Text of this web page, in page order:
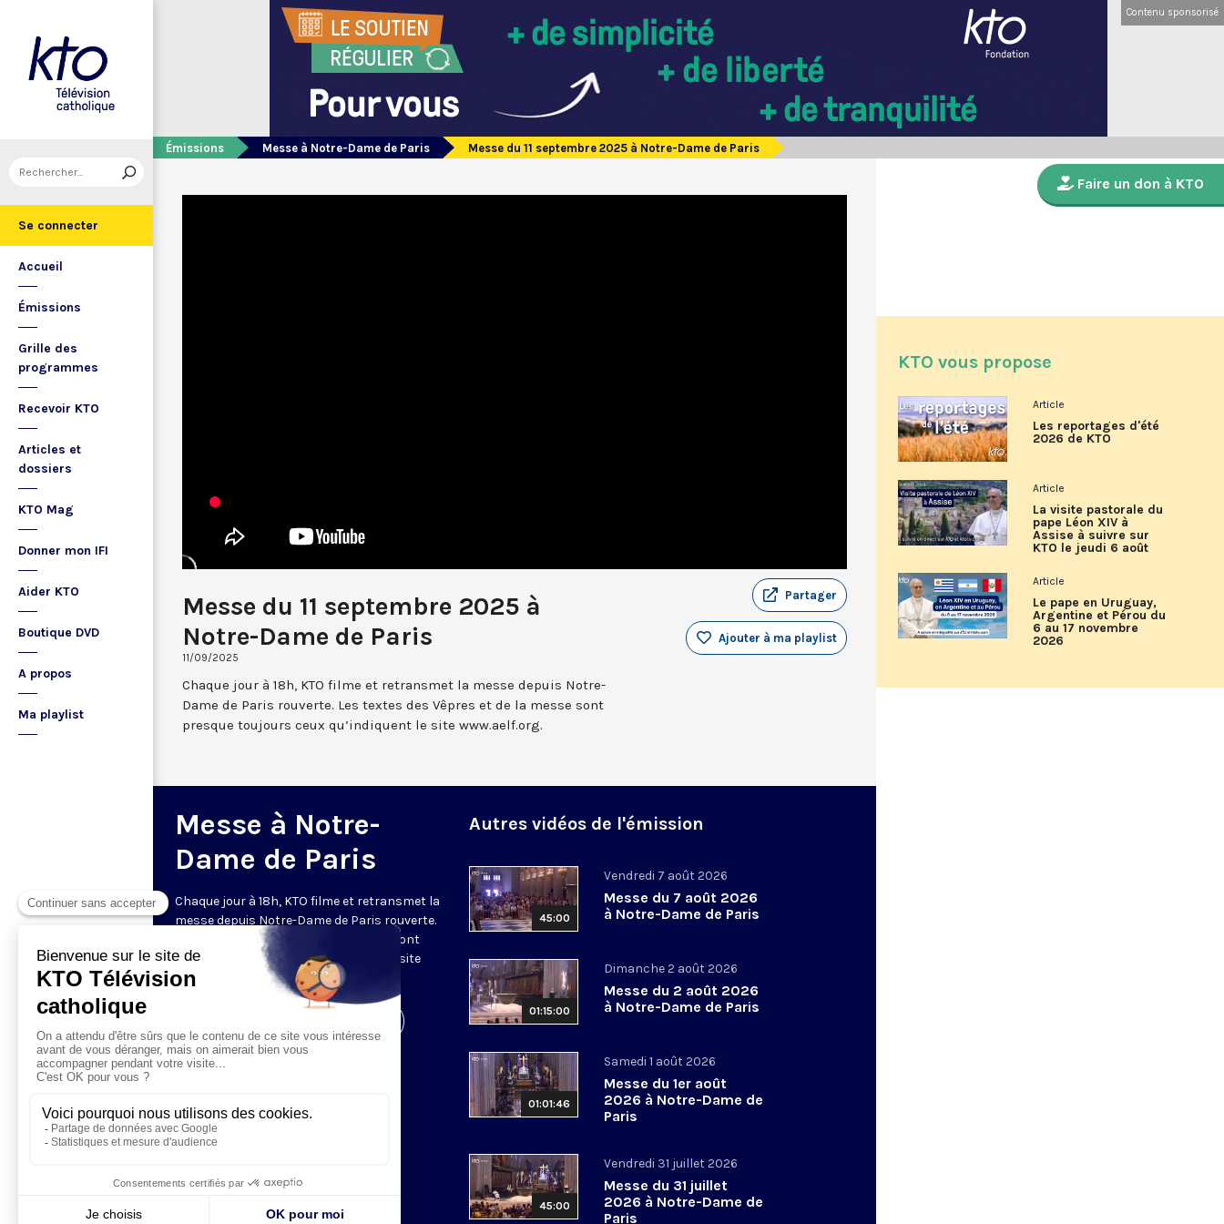
Se connecter
Accueil
Émissions
Grille des
programmes
Recevoir KTO
Articles et
dossiers
KTO Mag
Donner mon IFI
Aider KTO
Boutique DVD
A propos
Ma playlist
Contenu sponsorisé
Émissions Messe à Notre-Dame de Paris Messe du 11 septembre 2025 à Notre-Dame de Paris
Messe du 11 septembre 2025 à
Notre-Dame de Paris
11/09/2025
Partager
Ajouter à ma playlist
Chaque jour à 18h, KTO filme et retransmet la messe depuis Notre-
Dame de Paris rouverte. Les textes des Vêpres et de la messe sont
presque toujours ceux qu’indiquent le site www.aelf.org.
Messe à Notre-
Dame de Paris
Chaque jour à 18h, KTO filme et retransmet la
messe depuis Notre-Dame de Paris rouverte.
Les textes des Vêpres et de la messe sont
presque toujours ceux qu’indiquent le site
www.aelf.org
Autres vidéos de l'émission
45:00
Vendredi 7 août 2026
Messe du 7 août 2026
à Notre-Dame de Paris
01:15:00
Dimanche 2 août 2026
Messe du 2 août 2026
à Notre-Dame de Paris
01:01:46
Samedi 1 août 2026
Messe du 1er août
2026 à Notre-Dame de
Paris
45:00
Vendredi 31 juillet 2026
Messe du 31 juillet
2026 à Notre-Dame de
Paris
Faire un don à KTO
KTO vous propose
Article
Les reportages d'été
2026 de KTO
Article
La visite pastorale du
pape Léon XIV à
Assise à suivre sur
KTO le jeudi 6 août
Article
Le pape en Uruguay,
Argentine et Pérou du
6 au 17 novembre
2026